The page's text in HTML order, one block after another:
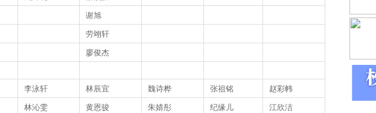
谢旭
劳翊轩
廖俊杰
李泳轩 林辰宜 魏诗桦 张祖铭
赵彩帏
林沁雯
黄恩骏 朱婧彤 纪缘儿
江欣洁